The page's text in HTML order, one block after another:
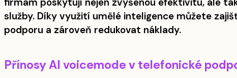
služby. Díky využití umělé inteligence můžete
podporu a zároveň redukovat náklady.
Přínosy AI voicemode v telefonické